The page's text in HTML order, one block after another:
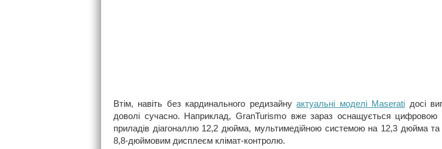
Втім, навіть без кардинального редизайнуактуальні моделі Maserati досі
доволі сучасно. Наприклад, GranTurismo вже зараз оснащується
приладів діагоналлю 12,2 дюйма, мультимедійною системою на 12,3 дюйма
8,8-дюймовим дисплеєм клімат-контролю.